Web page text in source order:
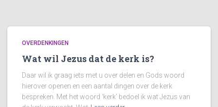
OVERDENKINGEN
Wat wil Jezus dat de kerk is?
Daar wil ik graag iets met u over delen en Gods woord
hierover openen en een aantal dingen over de kerk
bespreken. Met het woord ‘kerk’ bedoel ik wat Jezus van